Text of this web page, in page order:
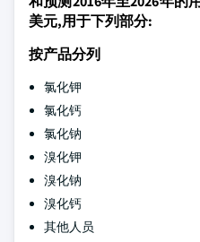
美元,用于下列部分:
按产品分列
氯化钾
氯化钙
氯化钠
溴化钾
溴化钠
溴化钙
其他人员